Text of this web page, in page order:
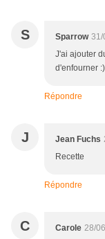
S Sparrow 31/
J'ai ajouter
d'enfourner
Répondre
J Jean Fuchs
Recette
Répondre
C Carole 28/